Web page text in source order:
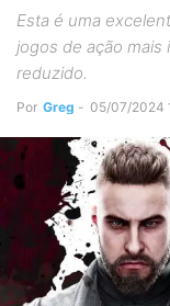
Esta é uma
jogos de ação
reduzido.
Por Greg - 05/07/2024